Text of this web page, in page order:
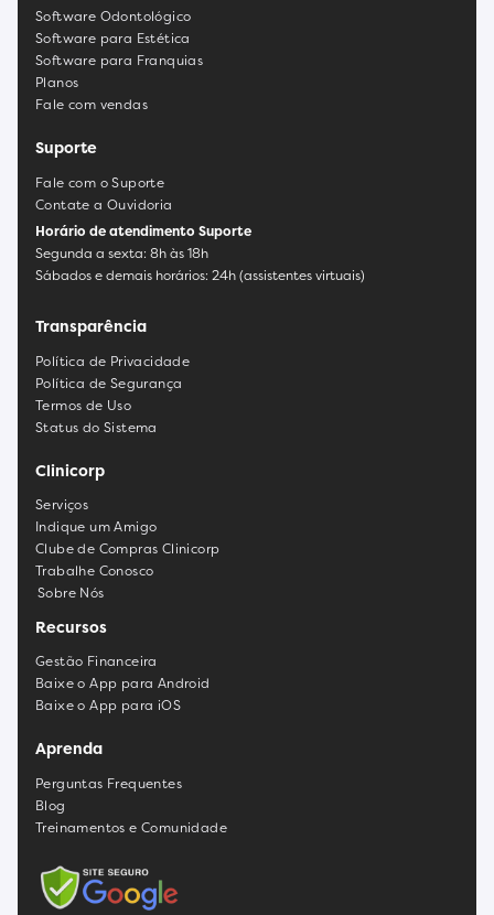
Software Odontológico
Software para Estética
Software para Franquias
Planos
Fale com vendas
Suporte
Fale com o Suporte
Contate a Ouvidoria
Horário de atendimento Suporte
Segunda a sexta: 8h às 18h
Sábados e demais horários: 24h (assistentes virtuais)
Transparência
Política de Privacidade
Política de Segurança
Termos de Uso
Status do Sistema
Clinicorp
Serviços
Indique um Amigo
Clube de Compras Clinicorp
Trabalhe Conosco
Sobre Nós
Recursos
Gestão Financeira
Baixe o App para Android
Baixe o App para iOS
Aprenda
Perguntas Frequentes
Blog
Treinamentos e Comunidade